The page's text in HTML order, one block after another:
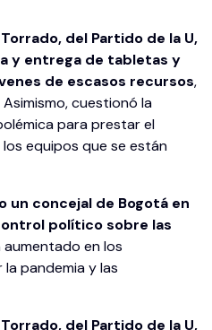
del Partido de la U,
y entrega de tabletas y
de escasos recursos,
cuestionó la
para prestar el
equipos que se están
un concejal de Bogotá en
político sobre las
aumentado en los
pandemia y las
del Partido de la U,